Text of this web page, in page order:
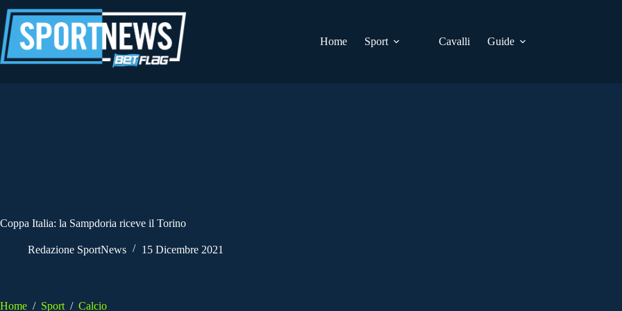
al
contenuto
Home
Sport Cavalli Guide
Coppa Italia: la Sampdoria riceve il Torino
Redazione SportNews 15 Dicembre 2021
Home / Sport / Calcio